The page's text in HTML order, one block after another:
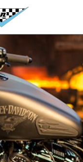
Viale Sant’Eufemia, 26 - Brescia